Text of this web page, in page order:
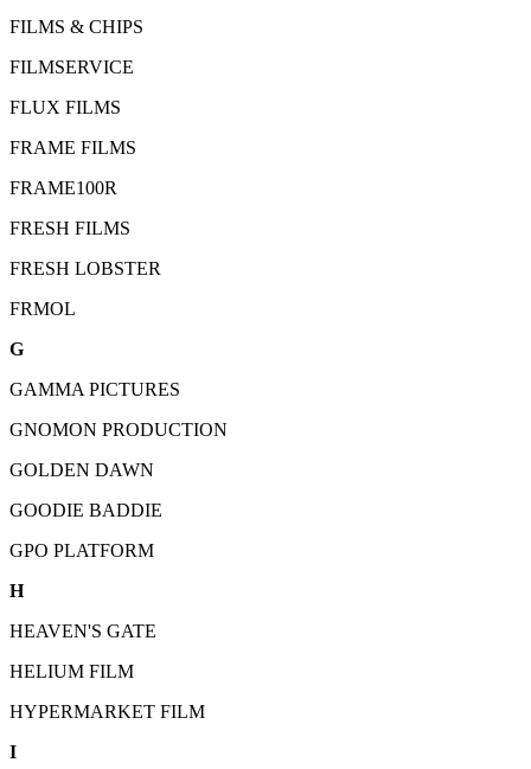
FILMS & CHIPS
FILMSERVICE
FLUX FILMS
FRAME FILMS
FRAME100R
FRESH FILMS
FRESH LOBSTER
FRMOL
G
GAMMA PICTURES
GNOMON PRODUCTION
GOLDEN DAWN
GOODIE BADDIE
GPO PLATFORM
H
HEAVEN'S GATE
HELIUM FILM
HYPERMARKET FILM
I